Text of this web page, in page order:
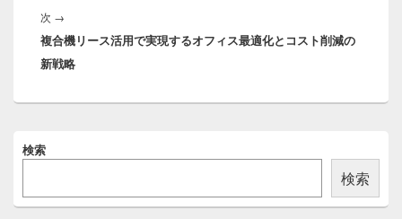
シ
ョ
ン
次 →
の
投
複合機リース活用で実現するオフィス最適化とコスト削減の
新戦略
イ
イ
検索
検索